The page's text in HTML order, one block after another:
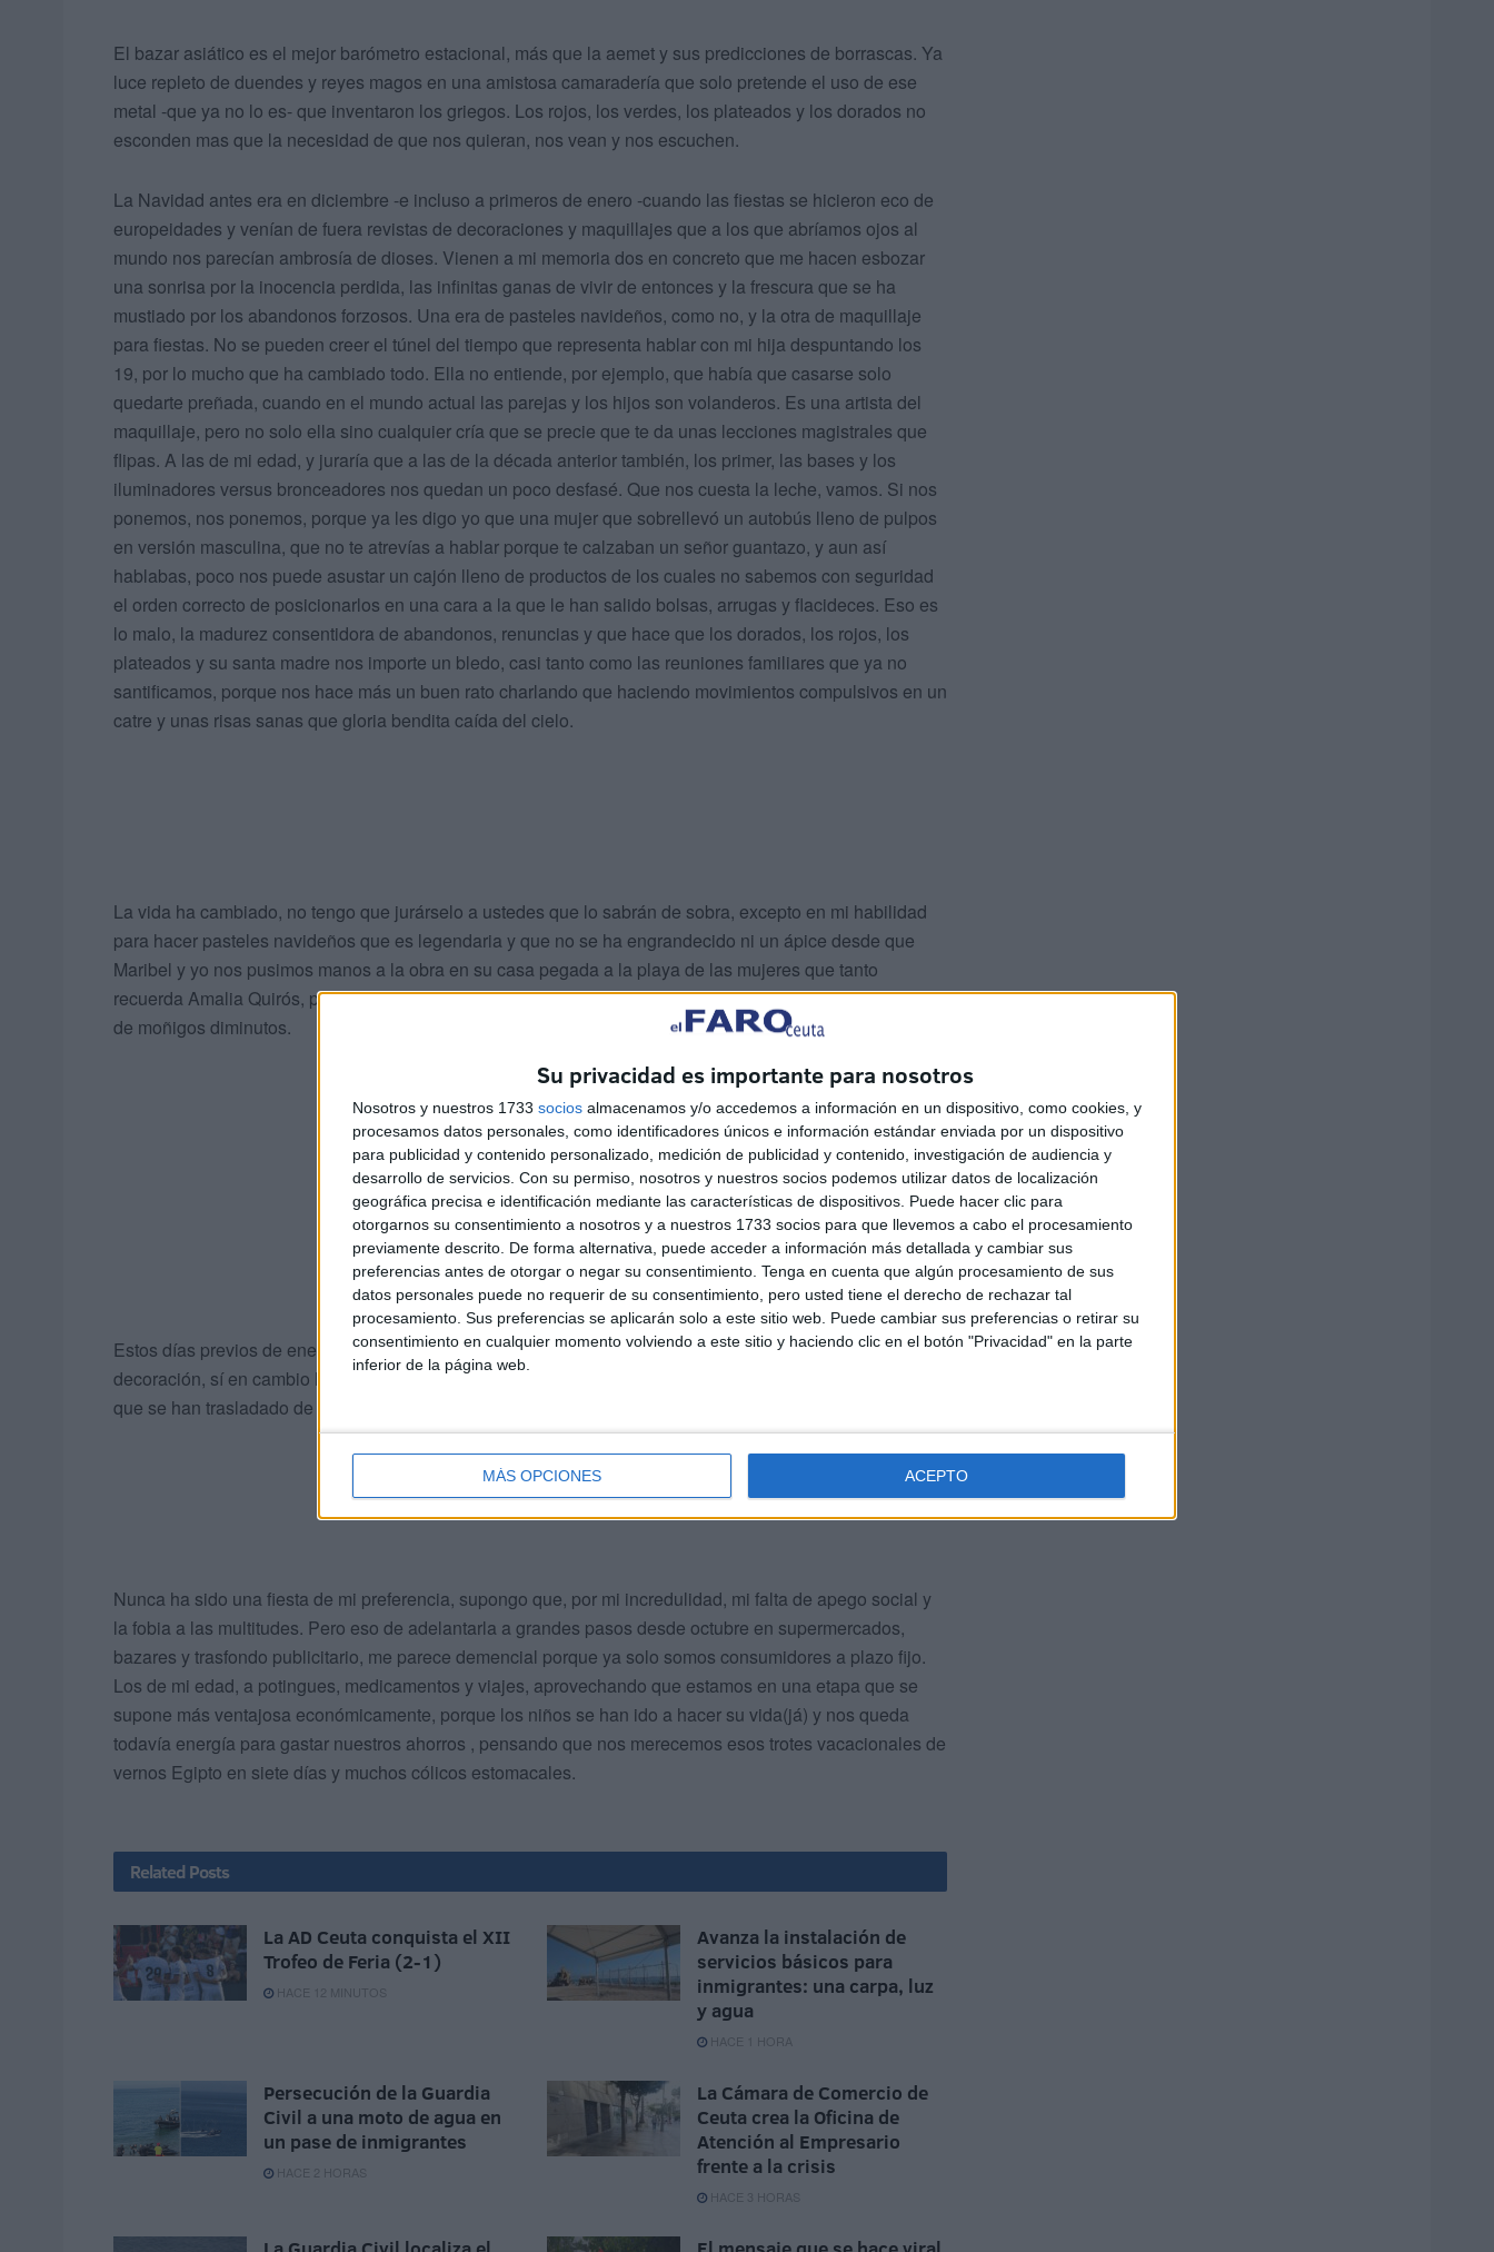
Su privacidad es importante para nosotros
Nosotros y nuestros 1733 socios almacenamos y/o accedemos a información en un dispositivo, como cookies, y
procesamos datos personales, como identificadores únicos e información estándar enviada por un dispositivo
para publicidad y contenido personalizado, medición de publicidad y contenido, investigación de audiencia y
desarrollo de servicios. Con su permiso, nosotros y nuestros socios podemos utilizar datos de localización
geográfica precisa e identificación mediante las características de dispositivos. Puede hacer clic para
otorgarnos su consentimiento a nosotros y a nuestros 1733 socios para que llevemos a cabo el procesamiento
previamente descrito. De forma alternativa, puede acceder a información más detallada y cambiar sus
preferencias antes de otorgar o negar su consentimiento. Tenga en cuenta que algún procesamiento de sus
datos personales puede no requerir de su consentimiento, pero usted tiene el derecho de rechazar tal
procesamiento. Sus preferencias se aplicarán solo a este sitio web. Puede cambiar sus preferencias o retirar su
consentimiento en cualquier momento volviendo a este sitio y haciendo clic en el botón "Privacidad" en la parte
inferior de la página web.
MÁS OPCIONES ACEPTO
El bazar asiático es el mejor barómetro estacional, más que la aemet y sus predicciones de borrascas. Ya
luce repleto de duendes y reyes magos en una amistosa camaradería que solo pretende el uso de ese
metal -que ya no lo es- que inventaron los griegos. Los rojos, los verdes, los plateados y los dorados no
esconden mas que la necesidad de que nos quieran, nos vean y nos escuchen.
La Navidad antes era en diciembre -e incluso a primeros de enero -cuando las fiestas se hicieron eco de
europeidades y venían de fuera revistas de decoraciones y maquillajes que a los que abríamos ojos al
mundo nos parecían ambrosía de dioses. Vienen a mi memoria dos en concreto que me hacen esbozar
una sonrisa por la inocencia perdida, las infinitas ganas de vivir de entonces y la frescura que se ha
mustiado por los abandonos forzosos. Una era de pasteles navideños, como no, y la otra de maquillaje
para fiestas. No se pueden creer el túnel del tiempo que representa hablar con mi hija despuntando los
19, por lo mucho que ha cambiado todo. Ella no entiende, por ejemplo, que había que casarse solo
quedarte preñada, cuando en el mundo actual las parejas y los hijos son volanderos. Es una artista del
maquillaje, pero no solo ella sino cualquier cría que se precie que te da unas lecciones magistrales que
flipas. A las de mi edad, y juraría que a las de la década anterior también, los primer, las bases y los
iluminadores versus bronceadores nos quedan un poco desfasé. Que nos cuesta la leche, vamos. Si nos
ponemos, nos ponemos, porque ya les digo yo que una mujer que sobrellevó un autobús lleno de pulpos
en versión masculina, que no te atrevías a hablar porque te calzaban un señor guantazo, y aun así
hablabas, poco nos puede asustar un cajón lleno de productos de los cuales no sabemos con seguridad
el orden correcto de posicionarlos en una cara a la que le han salido bolsas, arrugas y flacideces. Eso es
lo malo, la madurez consentidora de abandonos, renuncias y que hace que los dorados, los rojos, los
plateados y su santa madre nos importe un bledo, casi tanto como las reuniones familiares que ya no
santificamos, porque nos hace más un buen rato charlando que haciendo movimientos compulsivos en un
catre y unas risas sanas que gloria bendita caída del cielo.
La vida ha cambiado, no tengo que jurárselo a ustedes que lo sabrán de sobra, excepto en mi habilidad
para hacer pasteles navideños que es legendaria y que no se ha engrandecido ni un ápice desde que
Maribel y yo nos pusimos manos a la obra en su casa pegada a la playa de las mujeres que tanto
recuerda Amalia Quirós, para parir -luego de muchos esfuerzos- unos pisapapeles monísimos en forma
de moñigos diminutos.
Estos días previos de enero eran nada en mi época infantil, porque ni siquiera recuerdo mucho barullo, ni
decoración, sí en cambio los villancicos de Vilches exactamente iguales a los actuales, porque esos sí
que se han trasladado de tal manera en el tiempo en una capsula inalterable que hasta dan cosilla.
Nunca ha sido una fiesta de mi preferencia, supongo que, por mi incredulidad, mi falta de apego social y
la fobia a las multitudes. Pero eso de adelantarla a grandes pasos desde octubre en supermercados,
bazares y trasfondo publicitario, me parece demencial porque ya solo somos consumidores a plazo fijo.
Los de mi edad, a potingues, medicamentos y viajes, aprovechando que estamos en una etapa que se
supone más ventajosa económicamente, porque los niños se han ido a hacer su vida(já) y nos queda
todavía energía para gastar nuestros ahorros , pensando que nos merecemos esos trotes vacacionales de
vernos Egipto en siete días y muchos cólicos estomacales.
Related Posts
La AD Ceuta conquista el XII
Trofeo de Feria (2-1)
HACE 12 MINUTOS
Avanza la instalación de
servicios básicos para
inmigrantes: una carpa, luz
y agua
HACE 1 HORA
Persecución de la Guardia
Civil a una moto de agua en
un pase de inmigrantes
HACE 2 HORAS
La Cámara de Comercio de
Ceuta crea la Oficina de
Atención al Empresario
frente a la crisis
HACE 3 HORAS